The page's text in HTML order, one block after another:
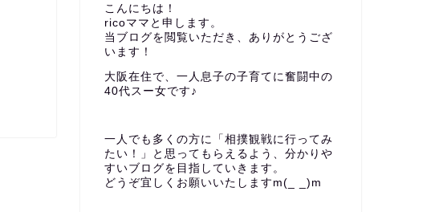
こんにちは！
ricoママと申します。
当ブログを閲覧いただき、ありがとうござ
います！
大阪在住で、一人息子の子育てに奮闘中の
40代スー女です♪
一人でも多くの方に「相撲観戦に行ってみ
たい！」と思ってもらえるよう、分かりや
すいブログを目指していきます。
どうぞ宜しくお願いいたしますm(_ _)m